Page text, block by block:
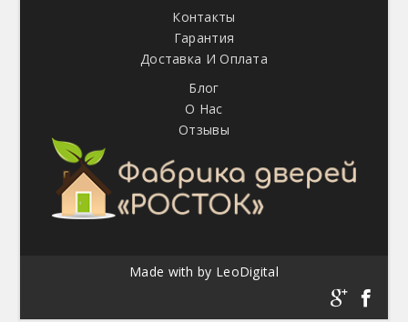
Контакты
Гарантия
Доставка И Оплата
Блог
О Нас
Отзывы
Made withby LeoDigital